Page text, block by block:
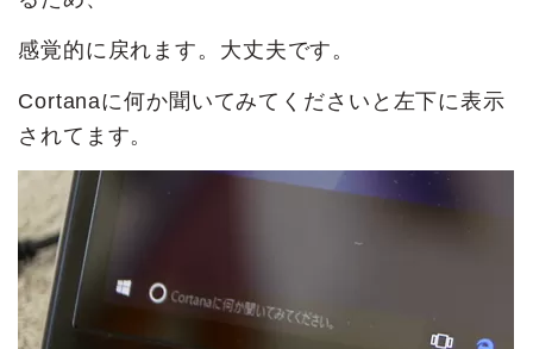
感覚的に戻れます。大丈夫です。
Cortanaに何か聞いてみてくださいと左下に表示
されてます。